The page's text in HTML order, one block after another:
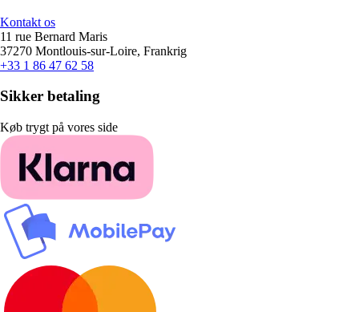
Kontakt os
11 rue Bernard Maris
37270 Montlouis-sur-Loire, Frankrig
+33 1 86 47 62 58
Sikker betaling
Køb trygt på vores side